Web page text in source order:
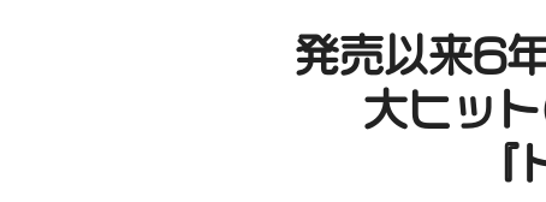
発売以来6
大ヒッ